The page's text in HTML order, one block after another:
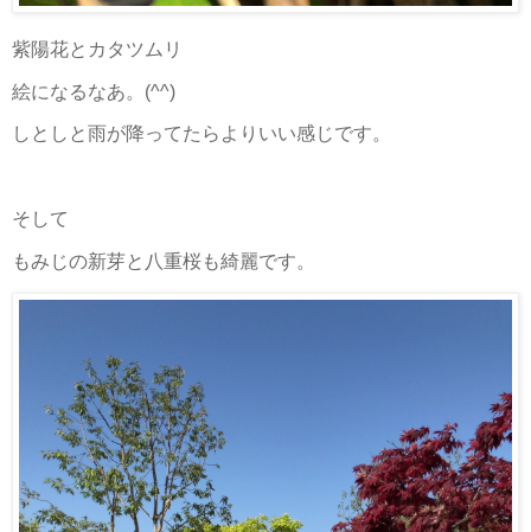
紫陽花とカタツムリ
絵になるなあ。(^^)
しとしと雨が降ってたらよりいい感じです。
そして
もみじの新芽と八重桜も綺麗です。